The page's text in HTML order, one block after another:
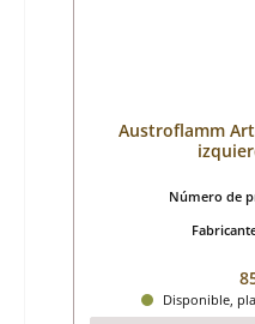
Austroflamm
Número de
Disponible,